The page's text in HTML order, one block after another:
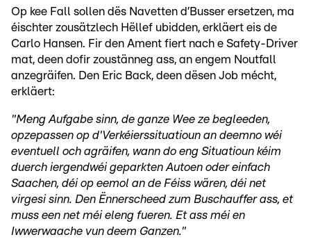
Op kee Fall sollen dës Navetten d’Busser ersetzen, ma
éischter zousätzlech Hëllef ubidden, erkläert eis de
Carlo Hansen. Fir den Ament fiert nach e Safety-Driver
mat, deen dofir zoustänneg ass, an engem Noutfall
anzegräifen. Den Eric Back, deen dësen Job mécht,
erkläert:
"Meng Aufgabe sinn, de ganze Wee ze begleeden,
opzepassen op d'Verkéierssituatioun an deemno wéi
eventuell och agräifen, wann do eng Situatioun kéim
duerch iergendwéi geparkten Autoen oder einfach
Saachen, déi op eemol an de Féiss wären, déi net
virgesi sinn. Den Ënnerscheed zum Buschauffer ass, et
muss een net méi eleng fueren. Et ass méi en
Iwwerwaache vun deem Ganzen."